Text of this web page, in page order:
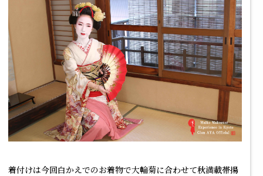
着付けは今回白かえでのお着物で大輪菊に合わせて秋満載帯揚